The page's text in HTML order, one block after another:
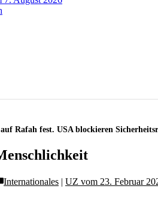
Rafah fest. USA blockieren
Categories
Internationales | UZ vom 23. Februar